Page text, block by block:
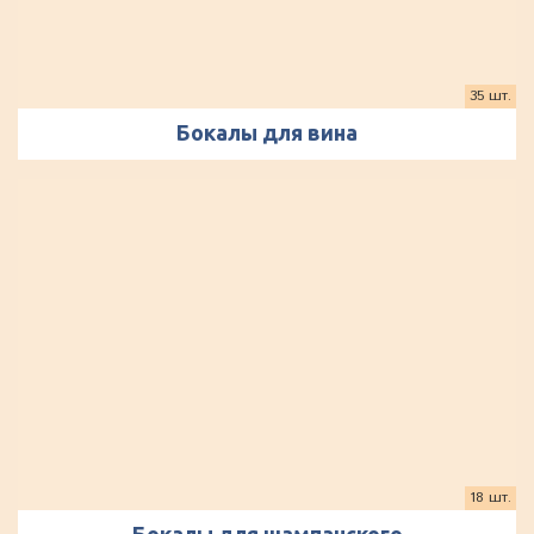
Бокалы для вина
35 шт.
18 шт.